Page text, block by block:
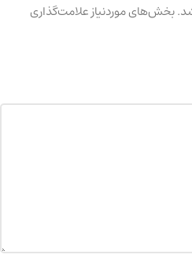
بخش‌های موردنیاز علامت‌گذاری